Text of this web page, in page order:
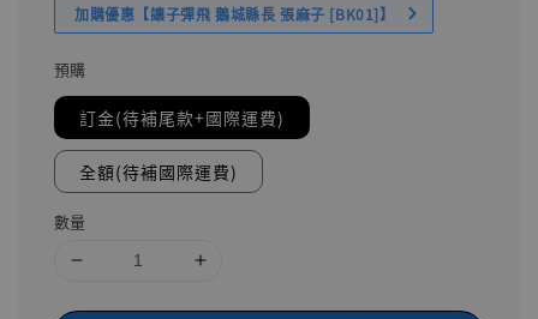
加購優惠【讓子彈飛 鵝城縣長 張麻子 [BK01]】
預購
訂金(待補尾款+國際運費)
全額(待補國際運費)
數量